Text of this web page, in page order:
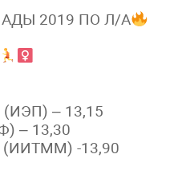
2019 ПО Л/А
(ИЭП) – 13,15
– 13,30
(ИИТММ) -13,90